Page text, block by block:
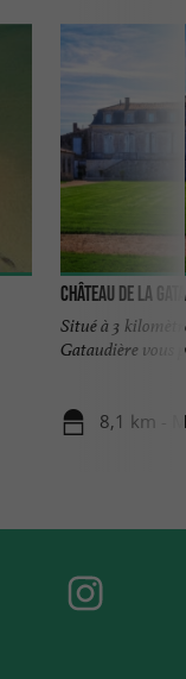
Château de la
Situé à 3
Gataudière vous
8,1 km -